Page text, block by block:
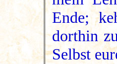
Ende;
dorthin
Selbst